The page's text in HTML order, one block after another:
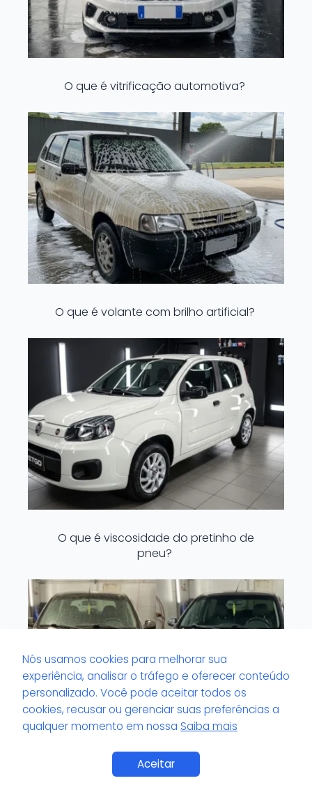
O que é vitrificação automotiva?
O que é volante com brilho artificial?
O que é viscosidade do pretinho de
pneu?
O que é volante com odor impregnado?
Nós usamos cookies para melhorar sua
experiência, analisar o tráfego e oferecer conteúdo
personalizado. Você pode aceitar todos os
cookies, recusar ou gerenciar suas preferências a
qualquer momento em nossa Saiba mais
AceitarSaiba Mais